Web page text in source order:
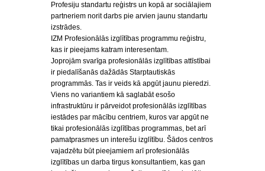
Profesiju standartu reģistrs un kopā ar sociālajiem
partneriem norit darbs pie arvien jaunu standartu
izstrādes.
IZM Profesionālās izglītības programmu reģistru,
kas ir pieejams katram interesentam.
Joprojām svarīga profesionālās izglītības attīstībai
ir piedalīšanās dažādās Starptautiskās
programmās. Tas ir veids kā apgūt jaunu pieredzi.
Viens no variantiem kā saglabāt esošo
infrastruktūru ir pārveidot profesionālās izglītības
iestādes par mācību centriem, kuros var apgūt ne
tikai profesionālās izglītības programmas, bet arī
pamatprasmes un interešu izglītību. Šādos centros
vajadzētu būt pieejamiem arī profesionālās
izglītības un darba tirgus konsultantiem, kas gan